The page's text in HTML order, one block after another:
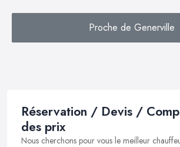
Proche de Generville
Réservation / Devis /
des prix
Nous cherchons pour vous le meilleur